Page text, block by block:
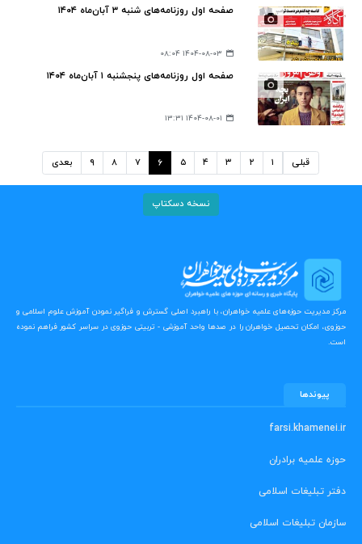
صفحه اول روزنامه‌های شنبه ۳ آبان‌ماه ۱۴۰۴
۱۴۰۴-۰۸-۰۳ ۰۸:۰۴
صفحه اول روزنامه‌های پنجشنبه ۱ آبان‌ماه ۱۴۰۴
۱۴۰۴-۰۸-۰۱ ۱۳:۳۱
قبلی ۱ ۲ ۳ ۴ ۵ ۶ ۷ ۸ ۹ بعدی
نسخه دسکتاپ
مرکز مدیریت حوزه‌های علمیه خواهران، با راهبرد اصلی گسترش و فراگیر نمودن آموزش علوم اسلامی و
حوزوی، امکان تحصیل خواهران را در صدها واحد آموزشی - تربیتی حوزوی در سراسر کشور فراهم نموده
است.
پیوندها
farsi.khamenei.ir
حوزه علمیه برادران
دفتر تبلیغات اسلامی
سازمان تبلیغات اسلامی